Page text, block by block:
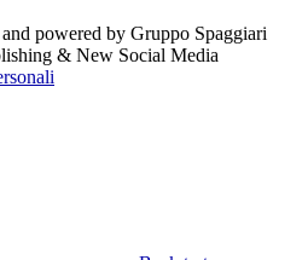
powered by Gruppo Spaggiari
& New Social Media